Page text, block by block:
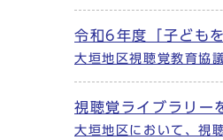
令和6年度「子ども
大垣地区視聴覚教育協
視聴覚ライブラリー
大垣地区において、視